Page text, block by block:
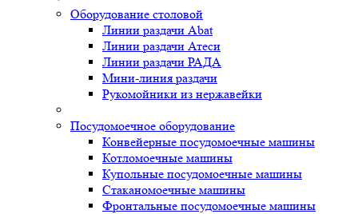
Оборудование столовой
Линии раздачи Abat
Линии раздачи Атеси
Линии раздачи РАДА
Мини-линия раздачи
Рукомойники из нержавейки
Посудомоечное оборудование
Конвейерные посудомоечные машины
Котломоечные машины
Купольные посудомоечные машины
Стаканомоечные машины
Фронтальные посудомоечные машины